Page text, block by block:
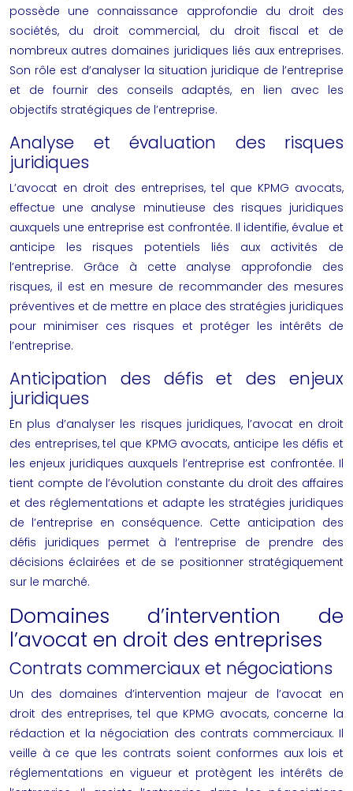
possède une connaissance approfondie du droit des
sociétés, du droit commercial, du droit fiscal et de
nombreux autres domaines juridiques liés aux entreprises.
Son rôle est d’analyser la situation juridique de l’entreprise
et de fournir des conseils adaptés, en lien avec les
objectifs stratégiques de l’entreprise.
Analyse et évaluation des risques
juridiques
L’avocat en droit des entreprises, tel que KPMG avocats,
effectue une analyse minutieuse des risques juridiques
auxquels une entreprise est confrontée. Il identifie, évalue et
anticipe les risques potentiels liés aux activités de
l’entreprise. Grâce à cette analyse approfondie des
risques, il est en mesure de recommander des mesures
préventives et de mettre en place des stratégies juridiques
pour minimiser ces risques et protéger les intérêts de
l’entreprise.
Anticipation des défis et des enjeux
juridiques
En plus d’analyser les risques juridiques, l’avocat en droit
des entreprises, tel que KPMG avocats, anticipe les défis et
les enjeux juridiques auxquels l’entreprise est confrontée. Il
tient compte de l’évolution constante du droit des affaires
et des réglementations et adapte les stratégies juridiques
de l’entreprise en conséquence. Cette anticipation des
défis juridiques permet à l’entreprise de prendre des
décisions éclairées et de se positionner stratégiquement
sur le marché.
Domaines d’intervention de
l’avocat en droit des entreprises
Contrats commerciaux et négociations
Un des domaines d’intervention majeur de l’avocat en
droit des entreprises, tel que KPMG avocats, concerne la
rédaction et la négociation des contrats commerciaux. Il
veille à ce que les contrats soient conformes aux lois et
réglementations en vigueur et protègent les intérêts de